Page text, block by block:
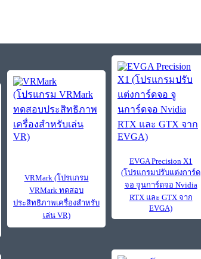
VRMark (โปรแกรม
VRMark ทดสอบ
ประสิทธิภาพเครื่องสำหรับ
เล่น VR)
EVGA Precision X1
(โปรแกรมปรับแต่งการ์ด
จอ จูนการ์ดจอ Nvidia
RTX และ GTX จาก
EVGA)